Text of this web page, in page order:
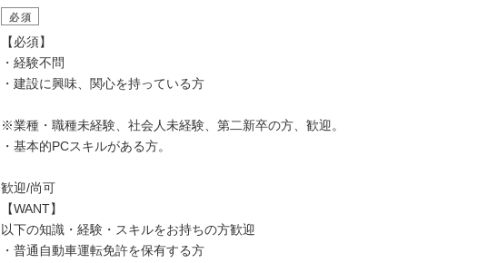
必須
【必須】
・経験不問
・建設に興味、関心を持っている方
※業種・職種未経験、社会人未経験、第二新卒の方、歓迎。
・基本的PCスキルがある方。
歓迎/尚可
【WANT】
以下の知識・経験・スキルをお持ちの方歓迎
・普通自動車運転免許を保有する方